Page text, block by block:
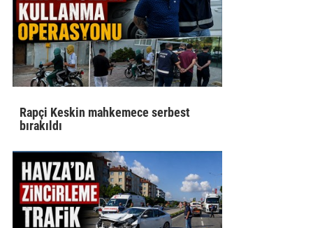
Rapçi Keskin mahkemece serbest
bırakıldı